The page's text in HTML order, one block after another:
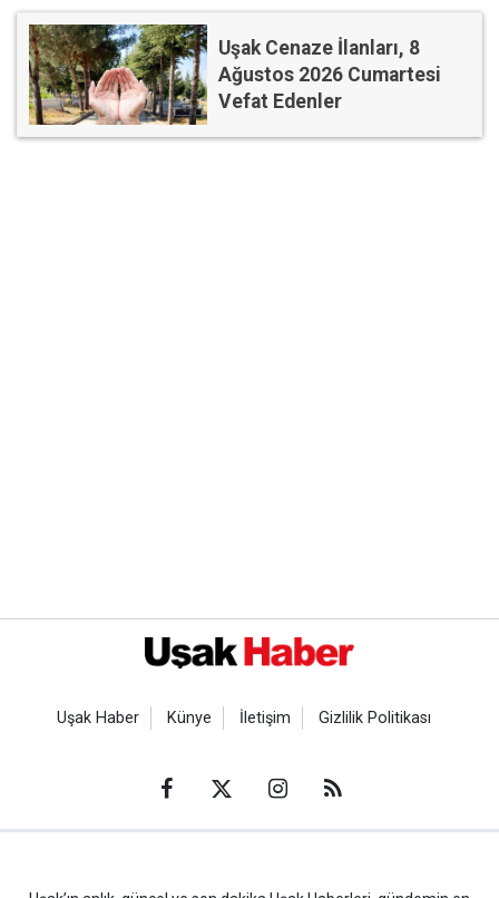
Uşak Cenaze İlanları, 8
Ağustos 2026 Cumartesi
Vefat Edenler
Uşak Haber Künye İletişim Gizlilik Politikası